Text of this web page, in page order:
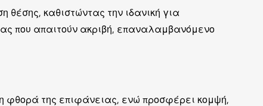
καθιστώντας την ιδανική για
που απαιτούν ακριβή, επαναλαμβανόμενο
φθορά της επιφάνειας, ενώ προσφέρει κομψή,